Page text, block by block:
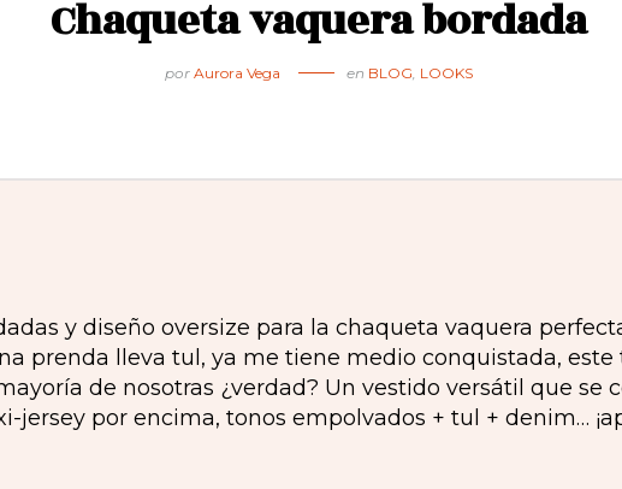
Chaqueta vaquera bordada
por Aurora Vega en BLOG, LOOKS
y diseño oversize para la chaqueta vaquera
prenda lleva tul, ya me tiene medio conquistada,
de nosotras ¿verdad? Un vestido versátil que se
jersey por encima, tonos empolvados + tul + denim…